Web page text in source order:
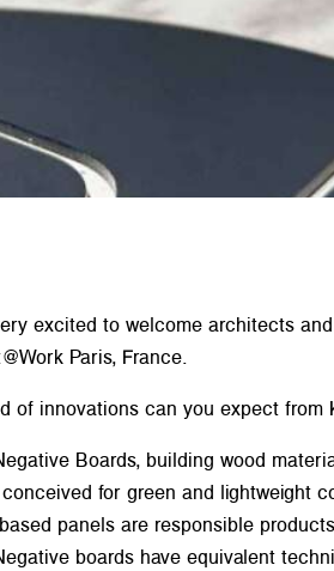
excited to welcome architects
Paris, France.
of innovations can you expect from
Boards, building wood
for green and lightweight
panels are responsible
boards have equivalent